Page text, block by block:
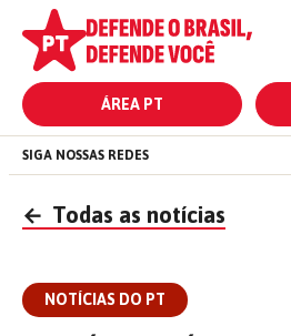
ÁREA PT
SIGA NOSSAS REDES
← Todas as notícias
NOTÍCIAS DO PT